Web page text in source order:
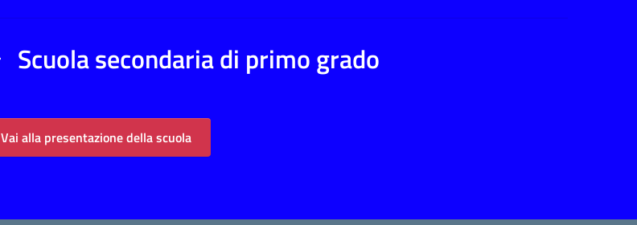
Scuola secondaria di primo grado
Vai alla presentazione della scuola